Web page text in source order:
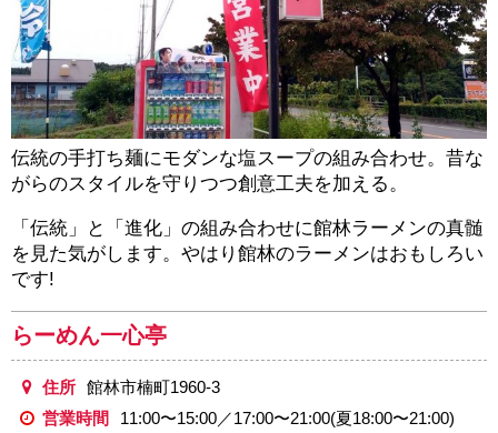
伝統の手打ち麺にモダンな塩スープの組み合わせ。昔な
がらのスタイルを守りつつ創意工夫を加える。
「伝統」と「進化」の組み合わせに館林ラーメンの真髄
を見た気がします。やはり館林のラーメンはおもしろい
です!
らーめん一心亭
住所
館林市楠町1960-3
営業時間
11:00〜15:00／17:00〜21:00(夏18:00〜21:00)